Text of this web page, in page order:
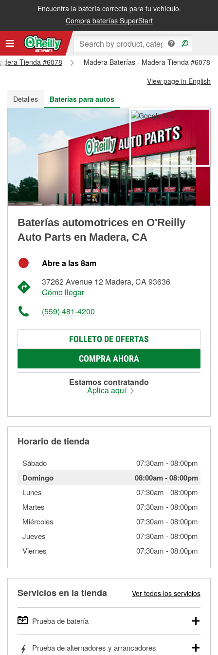
Encuentra la batería correcta para tu vehículo.
Compra baterías SuperStart
Recibe tu orden gratis al día siguiente o recógela en la tienda
Tienda #6078
Madera Baterías - Madera Tienda #6078
View page in English
Detalles
Baterías para autos
Baterías automotrices en O'Reilly
Auto Parts en Madera, CA
Abre a las 8am
37262 Avenue 12 Madera, CA 93636
Cómo llegar
(559) 481-4200
FOLLETO DE OFERTAS
COMPRA AHORA
Estamos contratando
Aplica aquí
Horario de tienda
Sábado 07:30am -08:00pm
Domingo 08:00am-08:00pm
Lunes 07:30am -08:00pm
Martes
07:30am -08:00pm
Miércoles
07:30am -08:00pm
Jueves
07:30am -08:00pm
Viernes
07:30am -08:00pm
Servicios en la tienda Ver todos los servicios
Prueba de batería
autos, camionetas, SUVs, vehículos comerciales y
Prueba de alternadores y arrancadores